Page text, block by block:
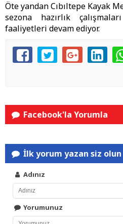
Öte yandan Cıbıltepe Kayak
sezona hazırlık
faaliyetleri devam ediyor.
Facebook'la Yorumla
İlk yorum yazan siz olun
Adınız
Yorumunuz